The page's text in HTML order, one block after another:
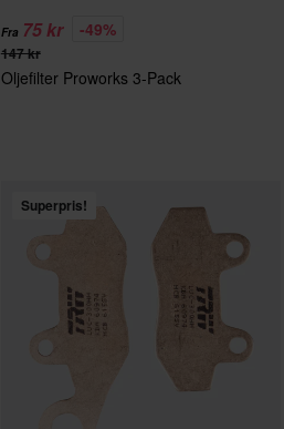
Fra 75 kr -49%
147 kr
Oljefilter Proworks 3-Pack
Superpris!